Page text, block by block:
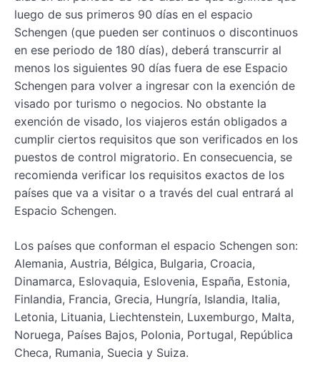
luego de sus primeros 90 días en el espacio
Schengen (que pueden ser continuos o discontinuos
en ese periodo de 180 días), deberá transcurrir al
menos los siguientes 90 días fuera de ese Espacio
Schengen para volver a ingresar con la exención de
visado por turismo o negocios. No obstante la
exención de visado, los viajeros están obligados a
cumplir ciertos requisitos que son verificados en los
puestos de control migratorio. En consecuencia, se
recomienda verificar los requisitos exactos de los
países que va a visitar o a través del cual entrará al
Espacio Schengen.
Los países que conforman el espacio Schengen son:
Alemania, Austria, Bélgica, Bulgaria, Croacia,
Dinamarca, Eslovaquia, Eslovenia, España, Estonia,
Finlandia, Francia, Grecia, Hungría, Islandia, Italia,
Letonia, Lituania, Liechtenstein, Luxemburgo, Malta,
Noruega, Países Bajos, Polonia, Portugal, República
Checa, Rumania, Suecia y Suiza.